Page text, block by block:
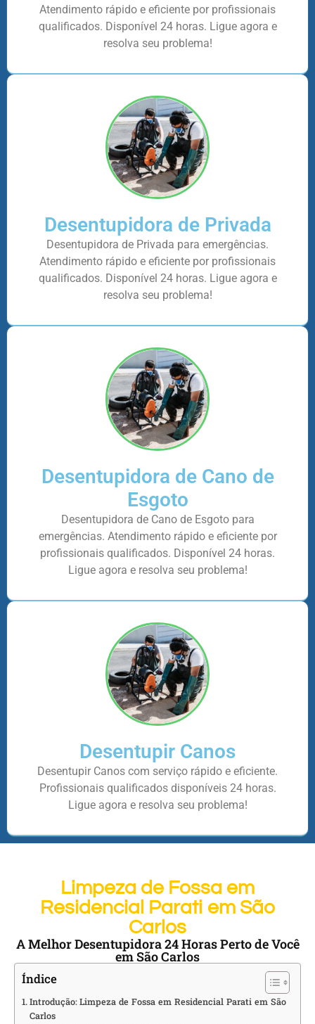
Atendimento rápido e eficiente por profissionais
qualificados. Disponível 24 horas. Ligue agora e
resolva seu problema!
Desentupidora de Privada
Desentupidora de Privada para emergências.
Atendimento rápido e eficiente por profissionais
qualificados. Disponível 24 horas. Ligue agora e
resolva seu problema!
Desentupidora de Cano de
Esgoto
Desentupidora de Cano de Esgoto para
emergências. Atendimento rápido e eficiente por
profissionais qualificados. Disponível 24 horas.
Ligue agora e resolva seu problema!
Desentupir Canos
Desentupir Canos com serviço rápido e eficiente.
Profissionais qualificados disponíveis 24 horas.
Ligue agora e resolva seu problema!
Limpeza de Fossa em
Residencial Parati em São
Carlos
A Melhor Desentupidora 24 Horas Perto de Você
em São Carlos
Índice
Introdução: Limpeza de Fossa em Residencial Parati em São
Carlos